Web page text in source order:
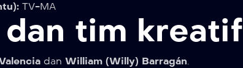
TV-MA
tim kreatif
dan William (Willy) Barragán.